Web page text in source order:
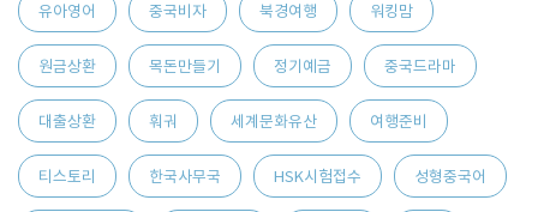
유아영어 중국비자 북경여행 워킹맘
원금상환 목돈만들기 정기예금 중국드라마
대출상환 훠궈 세계문화유산 여행준비
티스토리 한국사무국 HSK시험접수 성형중국어